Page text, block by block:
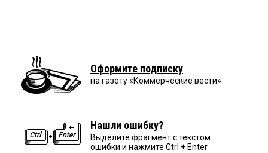
Оформите подписку
на газету «Коммерческие вести»
Нашли ошибку?
Выделите фрагмент с текстом
ошибки и нажмите Ctrl + Enter.